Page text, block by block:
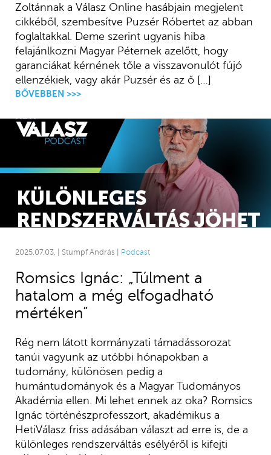
2025.07.03. | Stumpf András | Podcast
Romsics Ignác: „Túlment a
hatalom a még elfogadható
mértéken”
Rég nem látott kormányzati támadássorozat
tanúi vagyunk az utóbbi hónapokban a
tudomány, különösen pedig a
humántudományok és a Magyar Tudományos
Akadémia ellen. Mi lehet ennek az oka? Romsics
Ignác történészprofesszort, akadémikus a
HetiVálasz friss adásában választ ad erre is, de a
különleges rendszerváltás esélyéről is kifejti
Zoltánnak a Válasz Online hasábjain megjelent
cikkéből, szembesítve Puzsér Róbertet az abban
foglaltakkal. Deme szerint ugyanis hiba
felajánlkozni Magyar Péternek azelőtt, hogy
garanciákat kérnének tőle a visszavonulót fújó
ellenzékiek, vagy akár Puzsér és az ő […]
BŐVEBBEN >>>